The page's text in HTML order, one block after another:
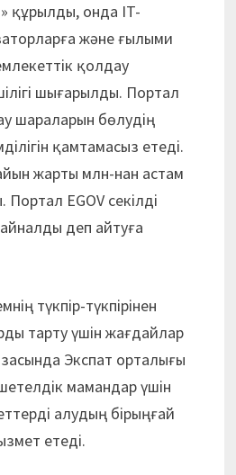
құрылды, онда IT-
және ғылыми
қолдау
шығарылды. Портал
шараларын бөлудің
қамтамасыз етеді.
жарты млн-нан астам
EGOV секілді
деп айтуға
түкпір-түкпірінен
тарту үшін жағдайлар
Экспат орталығы
мамандар үшін
алудың бірыңғай
етеді.